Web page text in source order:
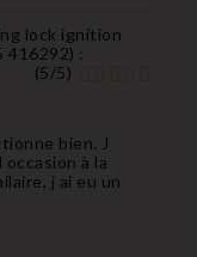
lock ignition
416292) :
(5/5)
bien. J
à la
j ai eu un